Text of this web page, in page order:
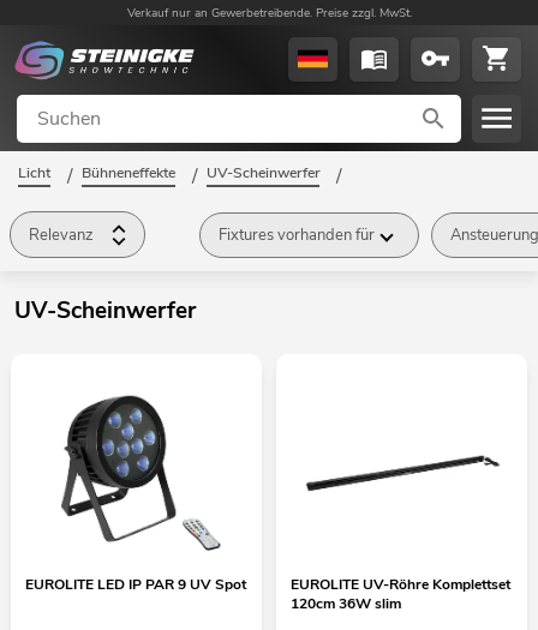
Verkauf nur an Gewerbetreibende. Preise zzgl. MwSt.
Licht / Bühneneffekte / UV-Scheinwerfer /
Relevanz Fixtures vorhanden für Ansteuerung
UV-Scheinwerfer
EUROLITE LED IP PAR 9 UV Spot
EUROLITE UV-Röhre Komplettset
120cm 36W slim